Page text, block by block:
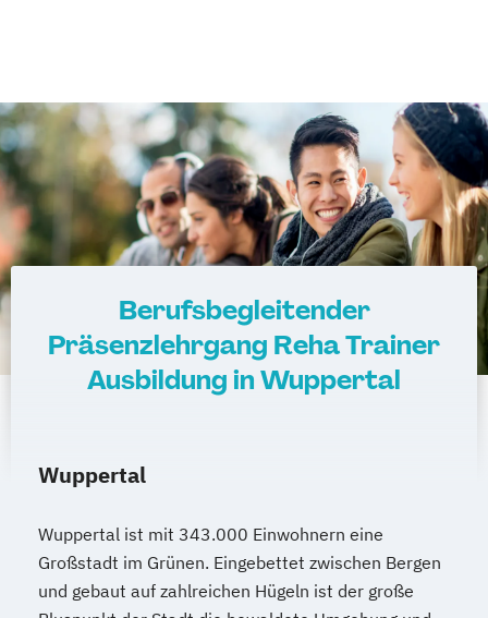
Berufsbegleitender
Präsenzlehrgang Reha Trainer
Ausbildung in Wuppertal
Wuppertal
Wuppertal ist mit 343.000 Einwohnern eine
Großstadt im Grünen. Eingebettet zwischen Bergen
und gebaut auf zahlreichen Hügeln ist der große